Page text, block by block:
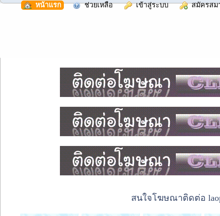
หน้าแรก ช่วยเหลือ เข้าสู่ระบบ สมัครสม
สนใจโฆษณาติดต่อ